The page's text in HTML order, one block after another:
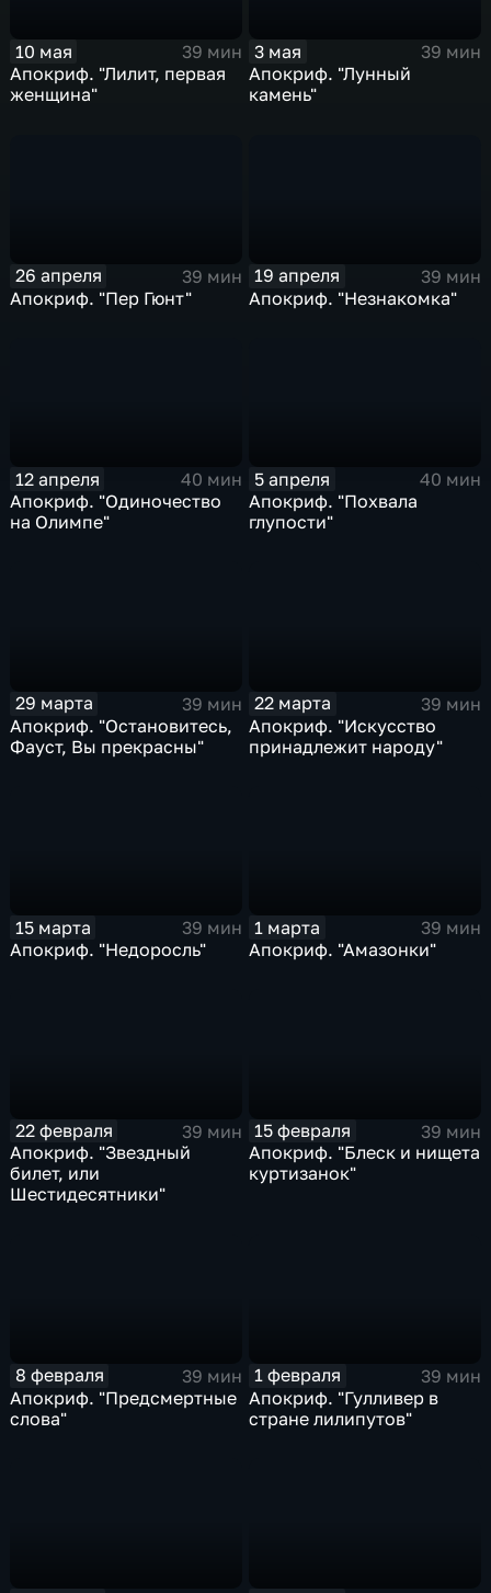
10 мая
39 мин
Апокриф. "Лилит, первая
женщина"
3 мая
39 мин
Апокриф. "Лунный
камень"
26 апреля
39 мин
Апокриф. "Пер Гюнт"
19 апреля
39 мин
Апокриф. "Незнакомка"
12 апреля
40 мин
Апокриф. "Одиночество
на Олимпе"
5 апреля
40 мин
Апокриф. "Похвала
глупости"
29 марта
39 мин
Апокриф. "Остановитесь,
Фауст, Вы прекрасны"
22 марта
39 мин
Апокриф. "Искусство
принадлежит народу"
15 марта
39 мин
Апокриф. "Недоросль"
1 марта
39 мин
Апокриф. "Амазонки"
22 февраля
39 мин
Апокриф. "Звездный
билет, или
Шестидесятники"
15 февраля
39 мин
Апокриф. "Блеск и нищета
куртизанок"
8 февраля
39 мин
Апокриф. "Предсмертные
слова"
1 февраля
39 мин
Апокриф. "Гулливер в
стране лилипутов"